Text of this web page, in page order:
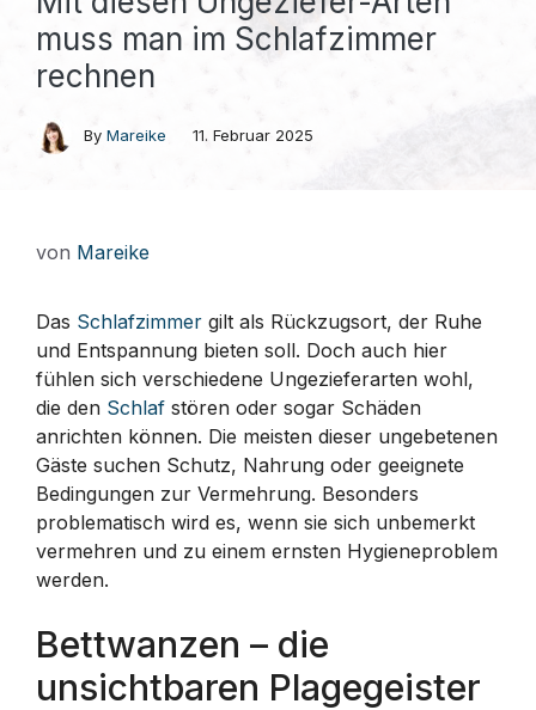
muss man im Schlafzimmer
rechnen
By Mareike 11. Februar 2025
von Mareike
Das Schlafzimmer gilt als Rückzugsort, der Ruhe
und Entspannung bieten soll. Doch auch hier
fühlen sich verschiedene Ungezieferarten wohl,
die den Schlaf stören oder sogar Schäden
anrichten können. Die meisten dieser ungebetenen
Gäste suchen Schutz, Nahrung oder geeignete
Bedingungen zur Vermehrung. Besonders
problematisch wird es, wenn sie sich unbemerkt
vermehren und zu einem ernsten Hygieneproblem
werden.
Bettwanzen – die
unsichtbaren Plagegeister